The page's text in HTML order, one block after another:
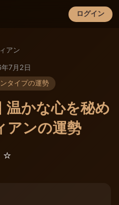
ログイン
×
アン
7月2日
タイプの運勢
かな心を秘め
アンの運勢
⭐️